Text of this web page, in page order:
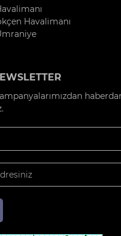
Havalimanı